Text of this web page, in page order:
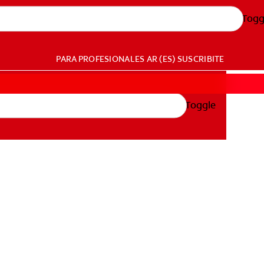
PARA PROFESIONALES AR (ES) SUSCRIBITE
Toggle